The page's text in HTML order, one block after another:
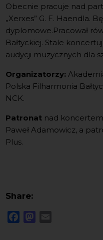
Obecnie pracuje nad
„Xerxes” G. F. Haendla.
dyplomowe.Pracował
Bałtyckiej. Stale
audycji muzycznych dla
Organizatorzy:
Polska Filharmonia
NCK.
Patronat nad
Paweł Adamowicz, a
Plus.
Share:
FacebookMastodon